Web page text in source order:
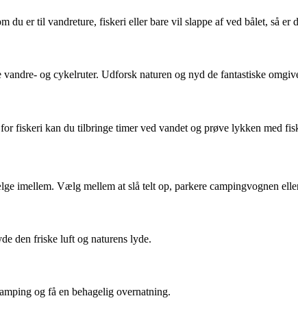
du er til vandreture, fiskeri eller bare vil slappe af ved bålet, så er
og cykelruter. Udforsk naturen og nyd de fantastiske
fiskeri kan du tilbringe timer ved vandet og prøve lykken med
imellem. Vælg mellem at slå telt op, parkere campingvognen
den friske luft og naturens lyde.
og få en behagelig overnatning.